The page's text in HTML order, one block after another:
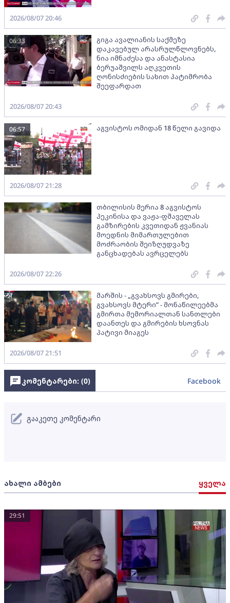
2026/08/07 20:46
გიგა ავალიანის საქმეზე
დაკავებულ არასრულწლოვნებს,
ნია იმნაძესა და ანასტასია
ბერუაშვილს აღკვეთის
ღონისძიების სახით პატიმრობა
შეეფარდათ
06:33
2026/08/07 20:43
აგვისტოს ომიდან 18 წელი გავიდა
06:57
2026/08/07 21:28
თბილისის მერია 8 აგვისტოს
პეკინისა და ვაჟა-ფშაველას
გამზირების კვეთიდან ჟვანიას
მოედნის მიმართულებით
მოძრაობის შეიზღუდვაზე
განცხადებას ავრცელებს
2026/08/07 22:26
მარშის - „გვახსოვს გმირები,
გვახსოვს მტერი” - მონაწილეებმა
გმირთა მემორიალთან სანთლები
დაანთეს და გმირების ხსოვნას
პატივი მიაგეს
2026/08/07 21:51
ახალი ამბები ყველა
29:51
კომენტარები: (0) Facebook
გააკეთე კომენტარი